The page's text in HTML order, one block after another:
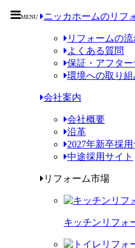
MENU ニッカホームのリフ
リフォームの
よくある質問
保証・アフター
環境への取り組
会社案内
会社概要
沿革
2027年新卒採用
中途採用サイト
リフォーム市場
キッチンリフォ